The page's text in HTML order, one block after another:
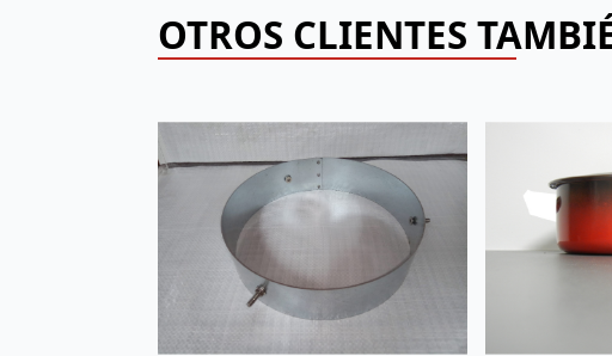
OTROS CLIENTES